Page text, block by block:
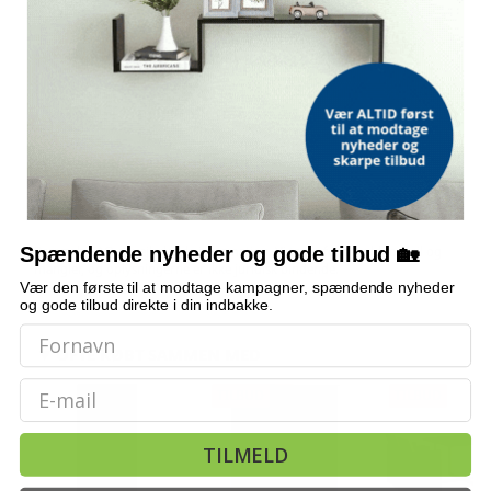
OFTE STILLEDE SPØRGSMÅL
Hvor meget opbevaring har bordet?
Skal det fastgøres til væggen?
Bemærk: FAQ er vejledende information. Vi tager forbehold for fejl og
mangler, og oplysningerne er ikke juridisk bindende.
OFTE KØBT SAMMEN MED
Spændende nyheder og gode tilbud 🏡
Vær den første til at modtage kampagner, spændende nyheder
og gode tilbud direkte i din indbakke.
Email
TILMELD